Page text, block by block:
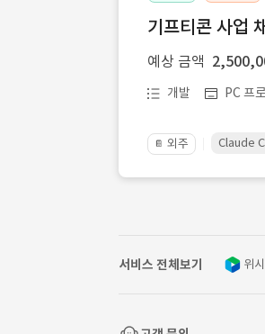
기프티콘 사업
예상 금액
개발 PC 프
📔 외주 Claude
서비스 전체보기 위